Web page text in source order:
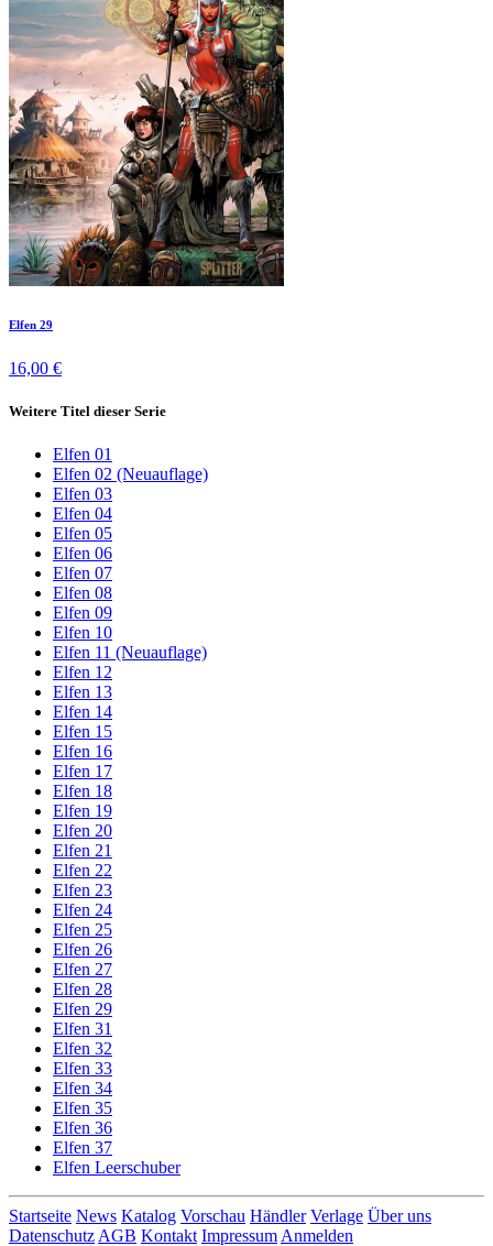
Elfen 29
16,00 €
Weitere Titel dieser Serie
Elfen 01
Elfen 02 (Neuauflage)
Elfen 03
Elfen 04
Elfen 05
Elfen 06
Elfen 07
Elfen 08
Elfen 09
Elfen 10
Elfen 11 (Neuauflage)
Elfen 12
Elfen 13
Elfen 14
Elfen 15
Elfen 16
Elfen 17
Elfen 18
Elfen 19
Elfen 20
Elfen 21
Elfen 22
Elfen 23
Elfen 24
Elfen 25
Elfen 26
Elfen 27
Elfen 28
Elfen 29
Elfen 31
Elfen 32
Elfen 33
Elfen 34
Elfen 35
Elfen 36
Elfen 37
Elfen Leerschuber
Startseite News Katalog Vorschau Händler Verlage Über uns
Datenschutz AGB Kontakt Impressum Anmelden